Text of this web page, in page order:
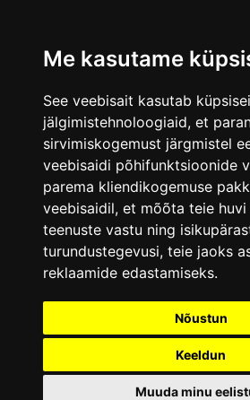
Me kasutame
See veebisait kasutab
jälgimistehnoloogiaid, et
sirvimiskogemust järgmistel
veebisaidi põhifunktsioonide
parema kliendikogemuse
veebisaidil, et mõõta teie
teenuste vastu ning
turundustegevusi, teie jaoks
reklaamide edastamiseks.
Nõustun
Keeldun
Muuda minu